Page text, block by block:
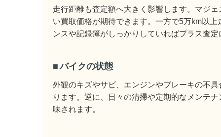
走行距離も査定額へ大きく影響します。マジ
い買取価格が期待できます。一方で5万km以
ンスや記録簿がしっかりしていればプラス査
バイクの状態
外観のキズやサビ、エンジンやブレーキの不
ります。逆に、日々の清掃や定期的なメンテ
味されます。